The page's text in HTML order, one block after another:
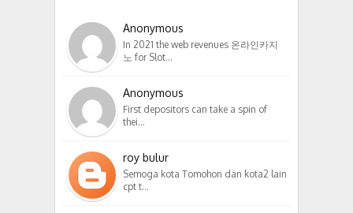
Anonymous
In 2021 the web revenues 온라인카지
노 for Slot…
Anonymous
First depositors can take a spin of
thei…
roy bulur
Semoga kota Tomohon dan kota2 lain
cpt t…